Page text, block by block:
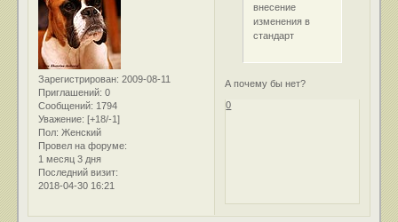
Зарегистрирован: 2009-08-11
Приглашений: 0
Сообщений: 1794
Уважение: [+18/-1]
Пол: Женский
Провел на форуме:
1 месяц 3 дня
Последний визит:
2018-04-30 16:21
внесение
изменения в
стандарт
А почему бы нет?
0